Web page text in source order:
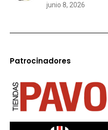
junio 8, 2026
Patrocinadores